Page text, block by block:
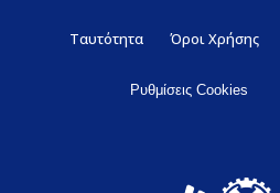
Ταυτότητα Όροι Χρήσης
Ρυθμίσεις Cookies